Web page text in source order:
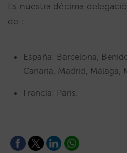
Es nuestra décima
de :
España: Barcelona,
Canaria, Madrid, Málaga,
Francia: París.